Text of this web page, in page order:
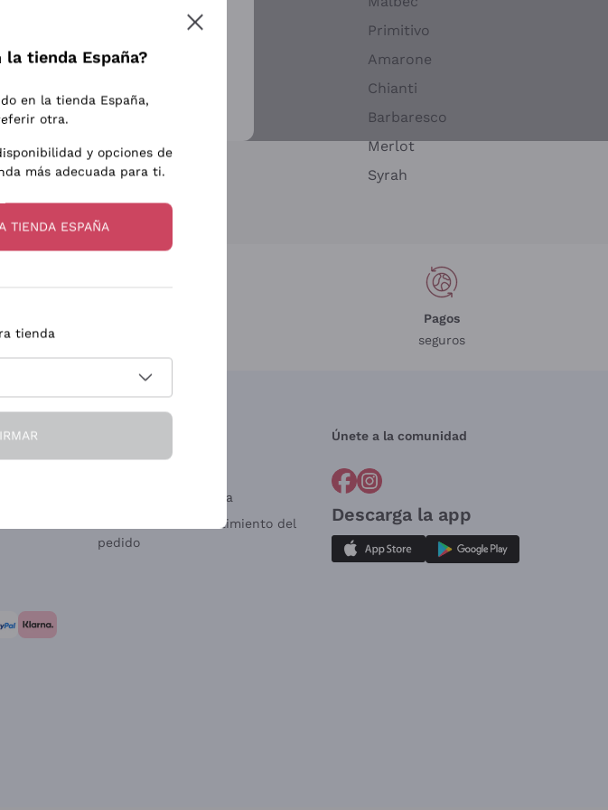
Sancerre
Pinot Gris
Sauvignon
Primitivo
Amarone
Chianti
Barbaresco
Merlot
Syrah
Pagos
seguros
Condiciones de Venta
Formulario de desistimiento del
pedido
Únete a la comunidad
Descarga la app
Suscribirme
privacidad
tienda España?
en la tienda España,
otra.
y opciones de
más adecuada para ti.
TIENDA ESPAÑA
tienda